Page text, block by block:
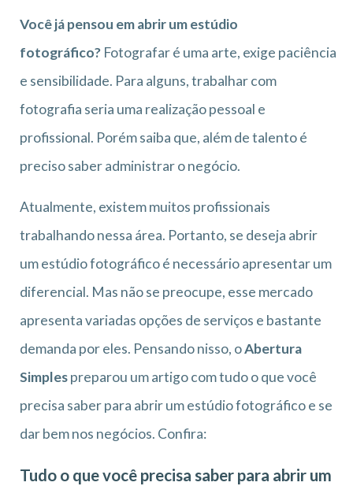
Você já pensou em abrir um estúdio
fotográfico? Fotografar é uma arte, exige paciência
e sensibilidade. Para alguns, trabalhar com
fotografia seria uma realização pessoal e
profissional. Porém saiba que, além de talento é
preciso saber administrar o negócio.
Atualmente, existem muitos profissionais
trabalhando nessa área. Portanto, se deseja abrir
um estúdio fotográfico é necessário apresentar um
diferencial. Mas não se preocupe, esse mercado
apresenta variadas opções de serviços e bastante
demanda por eles. Pensando nisso, oAbertura
Simplespreparou um artigo com tudo o que você
precisa saber para abrir um estúdio fotográfico e se
dar bem nos negócios. Confira:
Tudo o que você precisa saber para abrir um